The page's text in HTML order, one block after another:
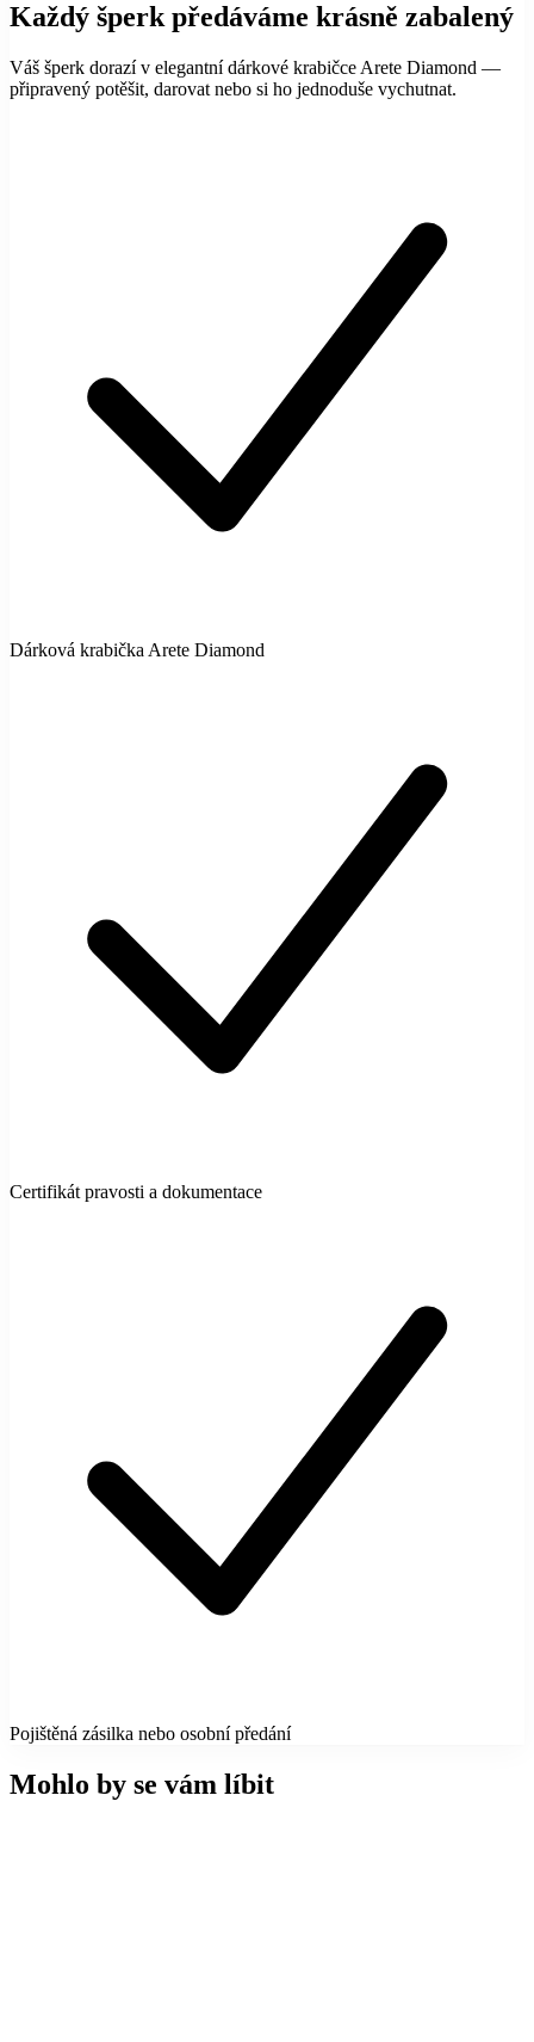
Každý šperk předáváme krásně zabalený
Váš šperk dorazí v elegantní dárkové krabičce Arete Diamond —
připravený potěšit, darovat nebo si ho jednoduše vychutnat.
Dárková krabička Arete Diamond
Certifikát pravosti a dokumentace
Pojištěná zásilka nebo osobní předání
Mohlo by se vám líbit